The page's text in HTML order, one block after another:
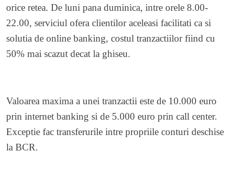
orice retea. De luni pana duminica, intre orele 8.00-
22.00, serviciul ofera clientilor aceleasi facilitati ca si
solutia de online banking, costul tranzactiilor fiind cu
50% mai scazut decat la ghiseu.
Valoarea maxima a unei tranzactii este de 10.000 euro
prin internet banking si de 5.000 euro prin call center.
Exceptie fac transferurile intre propriile conturi deschise
la BCR.